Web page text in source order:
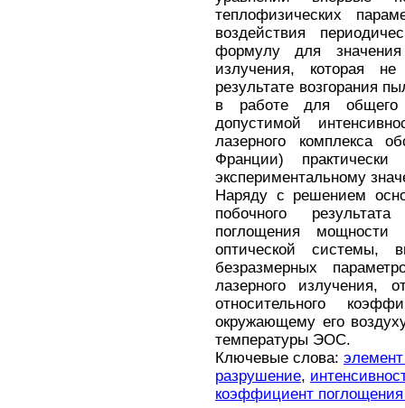
теплофизических
воздействия
формулу для
излучения, которая
результате возгорания
в работе для общего
допустимой
лазерного комплекса
Франции) практически
экспериментальному
Наряду с решением
побочного
поглощения мощности
оптической системы,
безразмерных
лазерного излучения,
относительного
окружающему его
температуры ЭОС.
Ключевые слова:
разрушение,
коэффициент